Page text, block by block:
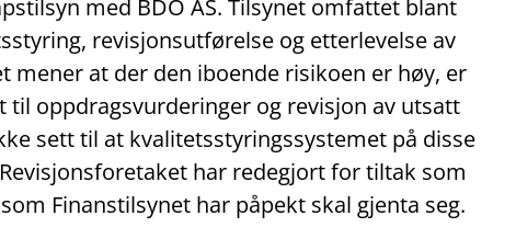
Kontakt oss Jobb hos oss
med BDO AS. Tilsynet omfattet blant
revisjonsutførelse og etterlevelse av
mener at der den iboende risikoen er høy, er
oppdragsvurderinger og revisjon av utsatt
sett til at kvalitetsstyringssystemet på disse
har redegjort for tiltak som
Finanstilsynet har påpekt skal gjenta seg.